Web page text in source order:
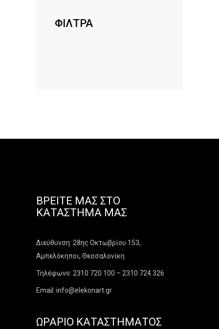
ΦΙΛΤΡΑ
ΒΡΕΊΤΕ ΜΑΣ ΣΤΟ
ΚΑΤΆΣΤΗΜΑ ΜΑΣ
Διεύθυνση: 28ης Οκτωβρίου 153,
Αμπελόκηποι, Θεσσαλονίκη
Τηλέφωνο: 2310 720 100 – 2310 724 326
Email: info@elekonart.gr
ΩΡΆΡΙΟ ΚΑΤΑΣΤΉΜΑΤΟΣ